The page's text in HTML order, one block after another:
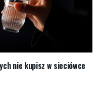
nie kupisz w sieciówce